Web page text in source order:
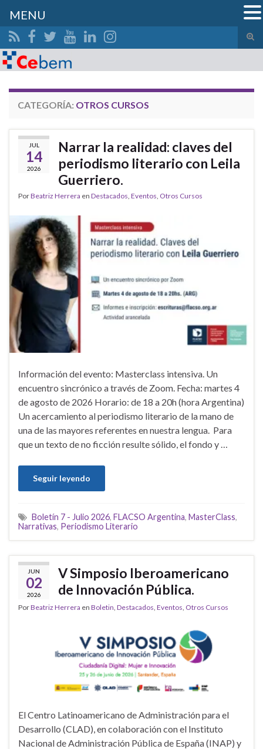
el
Search for:
CATEGORÍA: OTROS CURSOS
JUL
14
2026
Narrar la realidad: claves del
periodismo literario con Leila
Guerriero.
PorBeatriz Herrera en Destacados, Eventos, Otros Cursos
Información del evento: Masterclass intensiva. Un
encuentro sincrónico a través de Zoom. Fecha: martes 4
de agosto de 2026 Horario: de 18 a 20h (hora Argentina)
Un acercamiento al periodismo literario de la mano de
una de las mayores referentes en nuestra lengua. Para
que un texto de no ficción resulte sólido, el fondo y …
Seguir leyendo
Boletín 7 - Julio 2026, FLACSO Argentina, MasterClass,
Narrativas, Periodismo Literario
JUN
02
2026
V Simposio Iberoamericano
de Innovación Pública.
PorBeatriz Herrera en Boletin, Destacados, Eventos, Otros Cursos
El Centro Latinoamericano de Administración para el
Desarrollo (CLAD), en colaboración con el Instituto
Nacional de Administración Pública de España (INAP) y
MENU